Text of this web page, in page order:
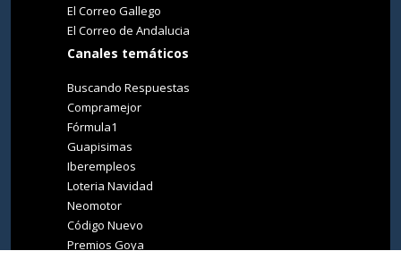
El Correo Gallego
El Correo de Andalucia
Canales temáticos
Buscando Respuestas
Compramejor
Fórmula1
Guapisimas
Iberempleos
Loteria Navidad
Neomotor
Código Nuevo
Premios Goya